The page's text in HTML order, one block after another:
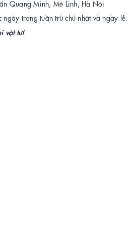
Quang Minh, Mê Linh, Hà Nội
ngày trong tuần trừ chủ nhật và ngày lễ.
vật tư!